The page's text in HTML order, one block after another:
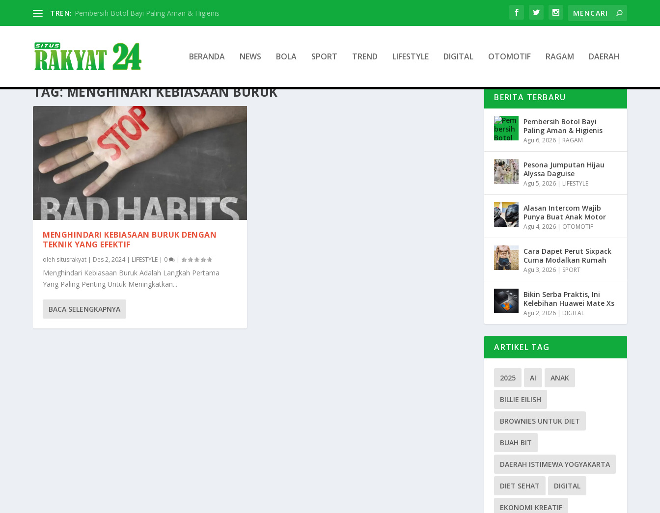
TREN: Pembersih Botol Bayi Paling Aman & Higienis
BERANDA NEWS BOLA SPORT TREND LIFESTYLE DIGITAL OTOMOTIF RAGAM DAERAH
TAG:MENGHINARI KEBIASAAN BURUK
MENGHINDARI KEBIASAAN BURUK DENGAN
TEKNIK YANG EFEKTIF
oleh situsrakyat | Des 2, 2024| LIFESTYLE | 0 |
Menghindari Kebiasaan Buruk Adalah Langkah Pertama
Yang Paling Penting Untuk Meningkatkan...
BACA SELENGKAPNYA
BERITA TERBARU
Pembersih Botol Bayi
Paling Aman & Higienis
Agu 6, 2026 | RAGAM
Pesona Jumputan Hijau
Alyssa Daguise
Agu 5, 2026 | LIFESTYLE
Alasan Intercom Wajib
Punya Buat Anak Motor
Agu 4, 2026 | OTOMOTIF
Cara Dapet Perut Sixpack
Cuma Modalkan Rumah
Agu 3, 2026 | SPORT
Bikin Serba Praktis, Ini
Kelebihan Huawei Mate Xs
Agu 2, 2026 | DIGITAL
ARTIKEL TAG
2025 AI ANAK
BILLIE EILISH
BROWNIES UNTUK DIET
BUAH BIT
DAERAH ISTIMEWA YOGYAKARTA
DIET SEHAT DIGITAL
EKONOMI KREATIF